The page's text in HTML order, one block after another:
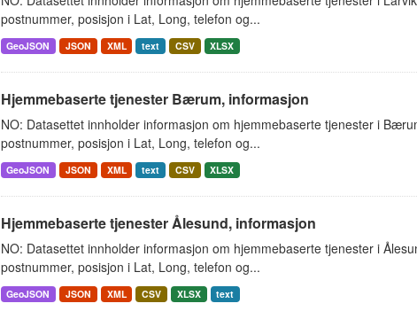
postnummer, posisjon i Lat, Long, telefon og...
GeoJSON JSON XML text CSV XLSX
Hjemmebaserte tjenester Bærum, informasjon
NO: Datasettet innholder informasjon om hjemmebaserte tjenester i
postnummer, posisjon i Lat, Long, telefon og...
GeoJSON JSON XML text CSV XLSX
Hjemmebaserte tjenester Ålesund, informasjon
NO: Datasettet innholder informasjon om hjemmebaserte tjenester i
postnummer, posisjon i Lat, Long, telefon og...
GeoJSON JSON XML CSV XLSX text